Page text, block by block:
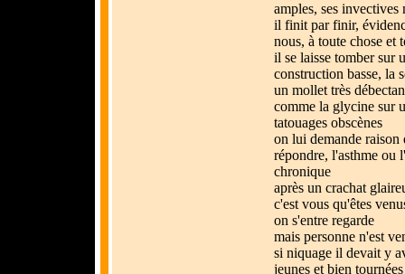
amples, ses invectives
il finit par finir,
nous, à toute chose et
il se laisse tomber sur
construction basse, la
un mollet très
comme la glycine sur
tatouages obscènes
on lui demande raison
répondre, l'asthme ou
chronique
après un crachat
c'est vous qu'êtes
on s'entre regarde
mais personne n'est
si niquage il devait y
jeunes et bien tournées